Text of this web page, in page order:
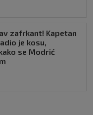
zafrkant! Kapetan
je kosu,
se Modrić